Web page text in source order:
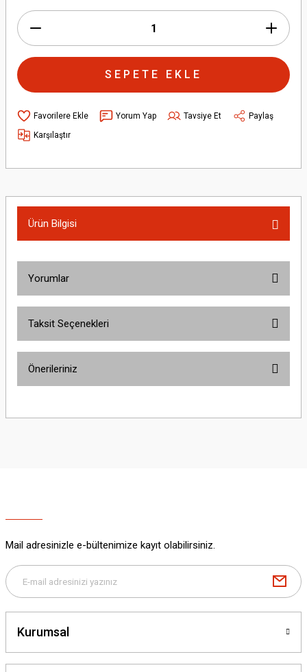
SEPETE EKLE
Yorum Yap Tavsiye Et
Paylaş
Karşılaştır
Ürün Bilgisi
Yorumlar
Taksit Seçenekleri
Önerileriniz
yetersiz gördüğünüz noktaları öneri formunu kullanarak tarafımıza
Bu ürüne benzer farklı alternatifler olmalı.
Mail adresinizle e-bültenimize kayıt olabilirsiniz.
Kurumsal